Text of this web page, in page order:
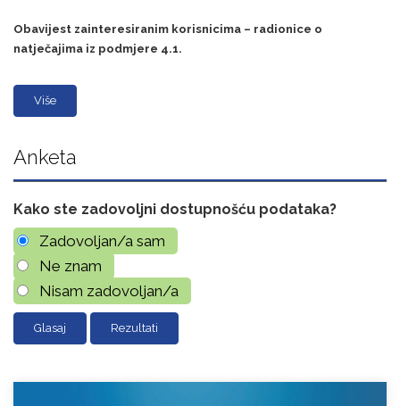
Obavijest zainteresiranim korisnicima – radionice o
natječajima iz podmjere 4.1.
Više
Anketa
Kako ste zadovoljni dostupnošću podataka?
Zadovoljan/a sam
Ne znam
Nisam zadovoljan/a
Rezultati